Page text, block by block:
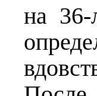
на 36-